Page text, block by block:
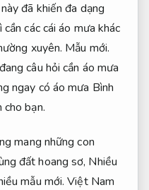
đã khiến đa dạng
các cái áo mưa khác
xuyên. Mẫu mới.
câu hỏi cần áo mưa
ngay có áo mưa Bình
cho bạn.
mang những con
đất hoang sơ, Nhiều
mẫu mới. Việt Nam